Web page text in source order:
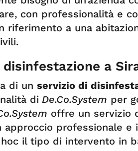
con professionalità e
riferimento a una
a
di un servizio di
di De.Co.System per
offre un servizio
approccio professionale e
il tipo di intervento in